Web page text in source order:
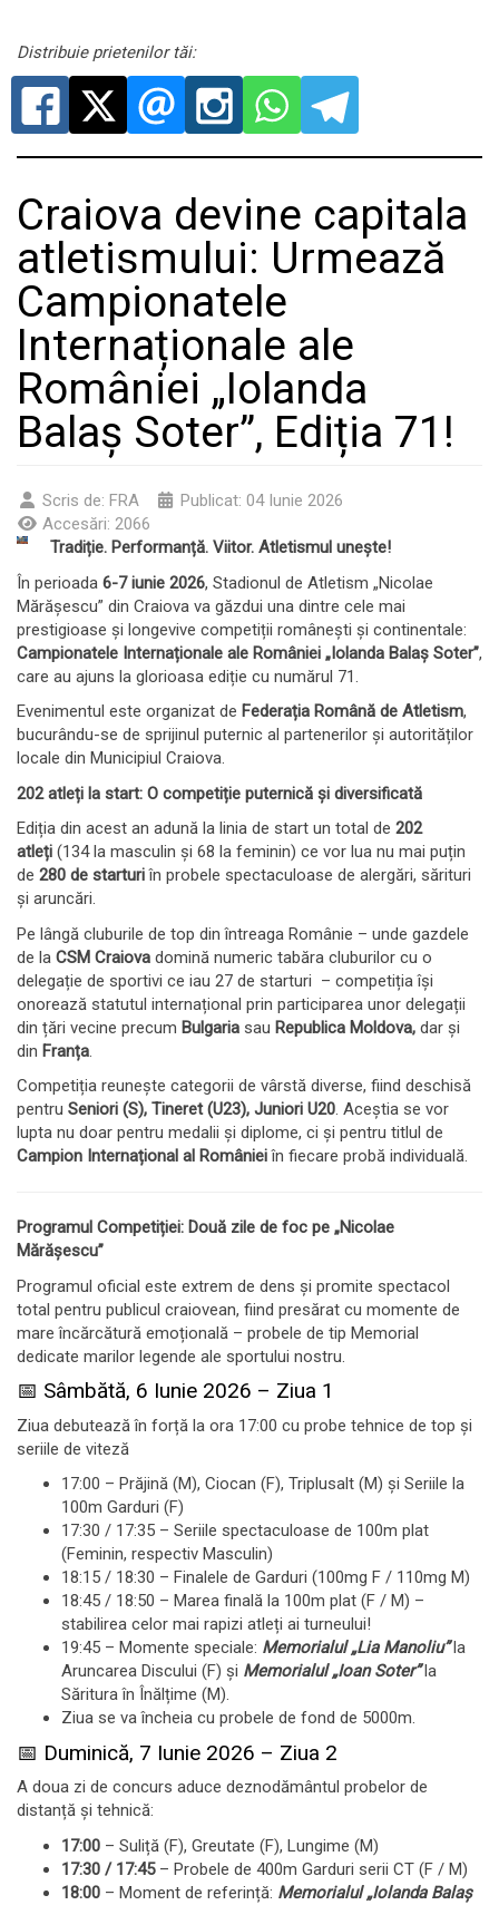
Distribuie prietenilor tăi:
Craiova devine capitala
atletismului: Urmează
Campionatele
Internaționale ale
României „Iolanda
Balaș Soter”, Ediția 71!
Scris de: FRA
Publicat: 04 Iunie 2026
Accesări: 2066
Tradiție. Performanță. Viitor. Atletismul unește!
În perioada 6-7 iunie 2026, Stadionul de Atletism „Nicolae
Mărășescu” din Craiova va găzdui una dintre cele mai
prestigioase și longevive competiții românești și continentale:
Campionatele Internaționale ale României „Iolanda Balaș Soter”,
care au ajuns la glorioasa ediție cu numărul 71.
Evenimentul este organizat de Federația Română de Atletism,
bucurându-se de sprijinul puternic al partenerilor și autorităților
locale din Municipiul Craiova.
202 atleți la start: O competiție puternică și diversificată
Ediția din acest an adună la linia de start un total de 202
atleți (134 la masculin și 68 la feminin) ce vor lua nu mai puțin
de 280 de starturiîn probele spectaculoase de alergări, sărituri
și aruncări.
Pe lângă cluburile de top din întreaga Românie – unde gazdele
de la CSM Craiova domină numeric tabăra cluburilor cu o
delegație de sportivi ce iau 27 de starturi – competiția își
onorează statutul internațional prin participarea unor delegații
din țări vecine precum Bulgaria sau Republica Moldova, dar și
din Franța.
Competiția reunește categorii de vârstă diverse, fiind deschisă
pentru Seniori (S), Tineret (U23), Juniori U20. Aceștia se vor
lupta nu doar pentru medalii și diplome, ci și pentru titlul de
Campion Internațional al Românieiîn fiecare probă individuală.
Programul Competiției: Două zile de foc pe „Nicolae
Mărășescu”
Programul oficial este extrem de dens și promite spectacol
total pentru publicul craiovean, fiind presărat cu momente de
mare încărcătură emoțională – probele de tip Memorial
dedicate marilor legende ale sportului nostru.
📅 Sâmbătă, 6 Iunie 2026 – Ziua 1
Ziua debutează în forță la ora 17:00 cu probe tehnice de top și
seriile de viteză
17:00 – Prăjină (M), Ciocan (F), Triplusalt (M) și Seriile la
100m Garduri (F)
17:30 / 17:35 – Seriile spectaculoase de 100m plat
(Feminin, respectiv Masculin)
18:15 / 18:30 – Finalele de Garduri (100mg F / 110mg M)
18:45 / 18:50 – Marea finală la 100m plat (F / M) –
stabilirea celor mai rapizi atleți ai turneului!
19:45 – Momente speciale: Memorialul „Lia Manoliu”la
Aruncarea Discului (F) și Memorialul „Ioan Soter”la
Săritura în Înălțime (M).
Ziua se va încheia cu probele de fond de 5000m.
📅 Duminică, 7 Iunie 2026 – Ziua 2
A doua zi de concurs aduce deznodământul probelor de
distanță și tehnică:
17:00 – Suliță (F), Greutate (F), Lungime (M)
17:30 / 17:45– Probele de 400m Garduri serii CT (F / M)
18:00 – Moment de referință: Memorialul „Iolanda Balaș